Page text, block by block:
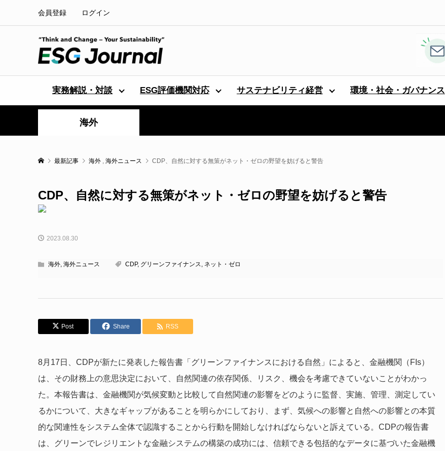
会員登録 ログイン
実務解説・対談 ESG評価機関対応 サステナビリティ経営 環境・社会・ガバナンス
海外
最新記事 海外 , 海外ニュース CDP、自然に対する無策がネット・ゼロの野望を妨げると警告
CDP、自然に対する無策がネット・ゼロの野望を妨げると警告
2023.08.30
海外, 海外ニュース CDP, グリーンファイナンス, ネット・ゼロ
Post Share RSS
8月17日、CDPが新たに発表した報告書「グリーンファイナンスにおける自然」によると、金融機関（FIs）
は、その財務上の意思決定において、自然関連の依存関係、リスク、機会を考慮できていないことがわかっ
た。本報告書は、金融機関が気候変動と比較して自然関連の影響をどのように監督、実施、管理、測定してい
るかについて、大きなギャップがあることを明らかにしており、まず、気候への影響と自然への影響との本質
的な関連性をシステム全体で認識することから行動を開始しなければならないと訴えている。CDPの報告書
は、グリーンでレジリエントな金融システムの構築の成功には、信頼できる包括的なデータに基づいた金融機